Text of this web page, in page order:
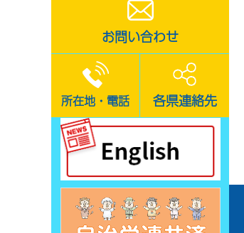
お問い合わせ
所在地・電話 各県連絡先